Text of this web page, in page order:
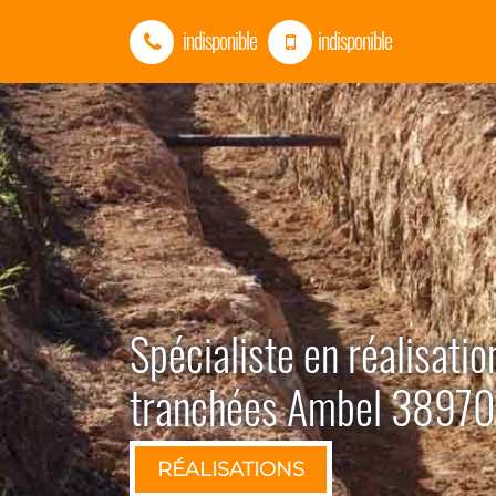
indisponible indisponible
Spécialiste en
tranchées Ambel 38970
RÉALISATIONS